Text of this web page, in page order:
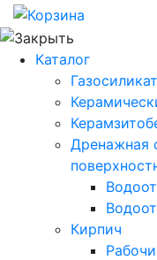
Каталог
Дренажная
Кирпич